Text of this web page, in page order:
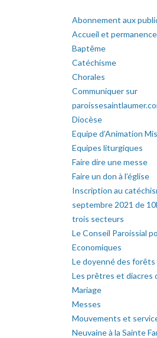
Abonnement aux
Accueil et
Baptême
Catéchisme
Chorales
Communiquer sur
Diocèse
Equipe d’Animation
Equipes liturgiques
Faire dire une messe
Faire un don à l’église
Inscription au
septembre 2021 de
trois secteurs
Le Conseil Paroissial
Economiques
Le doyenné des forêts
Les prêtres et diacres
Mariage
Messes
Mouvements et
Neuvaine à la Sainte